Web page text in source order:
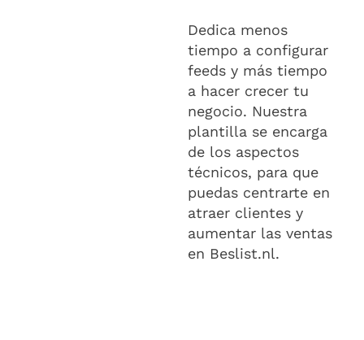
Dedica menos
tiempo a configurar
feeds y más tiempo
a hacer crecer tu
negocio. Nuestra
plantilla se encarga
de los aspectos
técnicos, para que
puedas centrarte en
atraer clientes y
aumentar las ventas
en Beslist.nl.